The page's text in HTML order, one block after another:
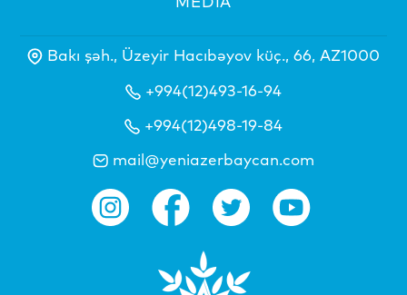
Bakı şəh., Üzeyir Hacıbəyov küç., 66, AZ1000
+994(12)493-16-94
+994(12)498-19-84
mail@yeniazerbaycan.com